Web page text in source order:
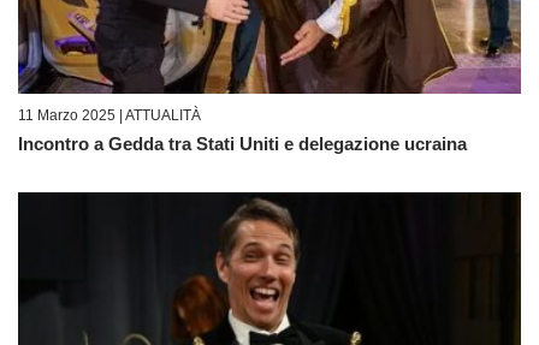
11 Marzo 2025 | ATTUALITÀ
Incontro a Gedda tra Stati Uniti e delegazione ucraina